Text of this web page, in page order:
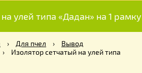
улей типа «Дадан» на 1 рамку
› Для пчел ›
Вывод
›
Изолятор сетчатый на улей типа